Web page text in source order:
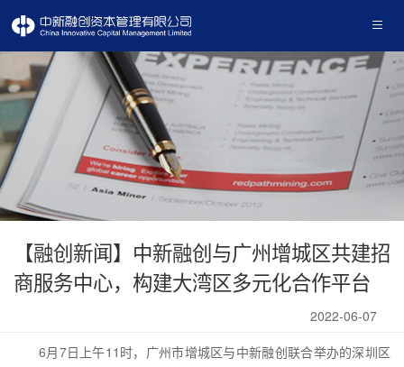
首页
公司概况
投资案例
新闻中心
产品中心
【融创新闻】中新融创与广州增城区共建招
商服务中心，构建大湾区多元化合作平台
2022-06-07
6月7日上午11时，广州市增城区与中新融创联合举办的深圳区